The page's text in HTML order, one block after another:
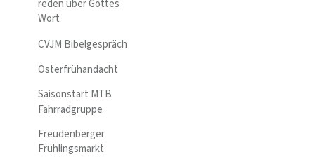
reden über Gottes
Wort
CVJM Bibelgespräch
Osterfrühandacht
Saisonstart MTB
Fahrradgruppe
Freudenberger
Frühlingsmarkt